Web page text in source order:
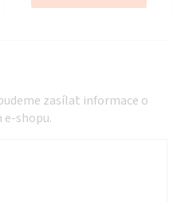
zasílat informace o
e-shopu.